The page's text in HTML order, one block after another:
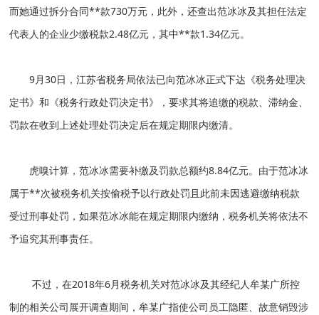
而她通过拆分合同**款730万元，此外，还查出范冰冰及其担任法定
代表人的企业少缴税款2.48亿元，其中**款1.34亿元。
9月30日，江苏省税务局依法已向范冰冰正式下达《税务处理决
定书》和《税务行政处罚决定书》，要求其将追缴的税款、滞纳金、
罚款在收到上述处理处罚决定后在规定期限内缴清。
虎嗅计算，范冰冰需要补缴及罚款总额约8.84亿元。由于范冰冰
属于**次被税务机关按偷税予以行政处罚且此前未因逃避缴纳税款
受过刑事处罚，如果范冰冰能在规定期限内缴纳，税务机关将依法不
予追究其刑事责任。
不过，在2018年6月税务机关对范冰冰及其经纪人牟某广所控
制的相关公司展开调查期间，牟某广指使公司员工隐匿、故意销毁涉